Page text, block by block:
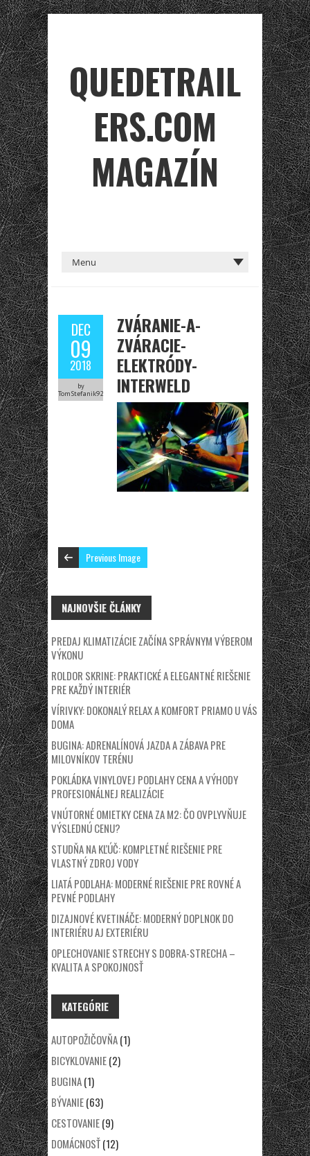
QUEDETRAIL
ERS.COM
MAGAZÍN
DEC
09
2018
by
TomStefanik92
ZVÁRANIE-A-
ZVÁRACIE-
ELEKTRÓDY-
INTERWELD
Previous Image
NAJNOVŠIE ČLÁNKY
PREDAJ KLIMATIZÁCIE ZAČÍNA SPRÁVNYM VÝBEROM
VÝKONU
ROLDOR SKRINE: PRAKTICKÉ A ELEGANTNÉ RIEŠENIE
PRE KAŽDÝ INTERIÉR
VÍRIVKY: DOKONALÝ RELAX A KOMFORT PRIAMO U VÁS
DOMA
BUGINA: ADRENALÍNOVÁ JAZDA A ZÁBAVA PRE
MILOVNÍKOV TERÉNU
POKLÁDKA VINYLOVEJ PODLAHY CENA A VÝHODY
PROFESIONÁLNEJ REALIZÁCIE
VNÚTORNÉ OMIETKY CENA ZA M2: ČO OVPLYVŇUJE
VÝSLEDNÚ CENU?
STUDŇA NA KĽÚČ: KOMPLETNÉ RIEŠENIE PRE
VLASTNÝ ZDROJ VODY
LIATÁ PODLAHA: MODERNÉ RIEŠENIE PRE ROVNÉ A
PEVNÉ PODLAHY
DIZAJNOVÉ KVETINÁČE: MODERNÝ DOPLNOK DO
INTERIÉRU AJ EXTERIÉRU
OPLECHOVANIE STRECHY S DOBRA-STRECHA –
KVALITA A SPOKOJNOSŤ
KATEGÓRIE
AUTOPOŽIČOVŇA(1)
BICYKLOVANIE(2)
BUGINA(1)
BÝVANIE(63)
CESTOVANIE(9)
DOMÁCNOSŤ(12)